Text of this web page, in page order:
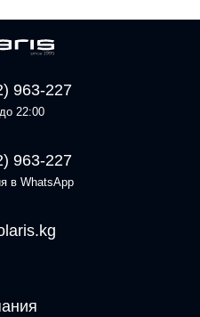
963-227
22:00
963-227
в WhatsApp